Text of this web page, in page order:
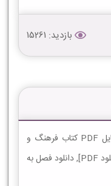
بازدید: 15261
دانلود کتاب فرهنگ و هنر نهم دانلود فایل PDF کتاب فرهنگ و
هنر پایه نهم متوسطه اول 1404-1405 [دانلود PDF], دانلود فصل به